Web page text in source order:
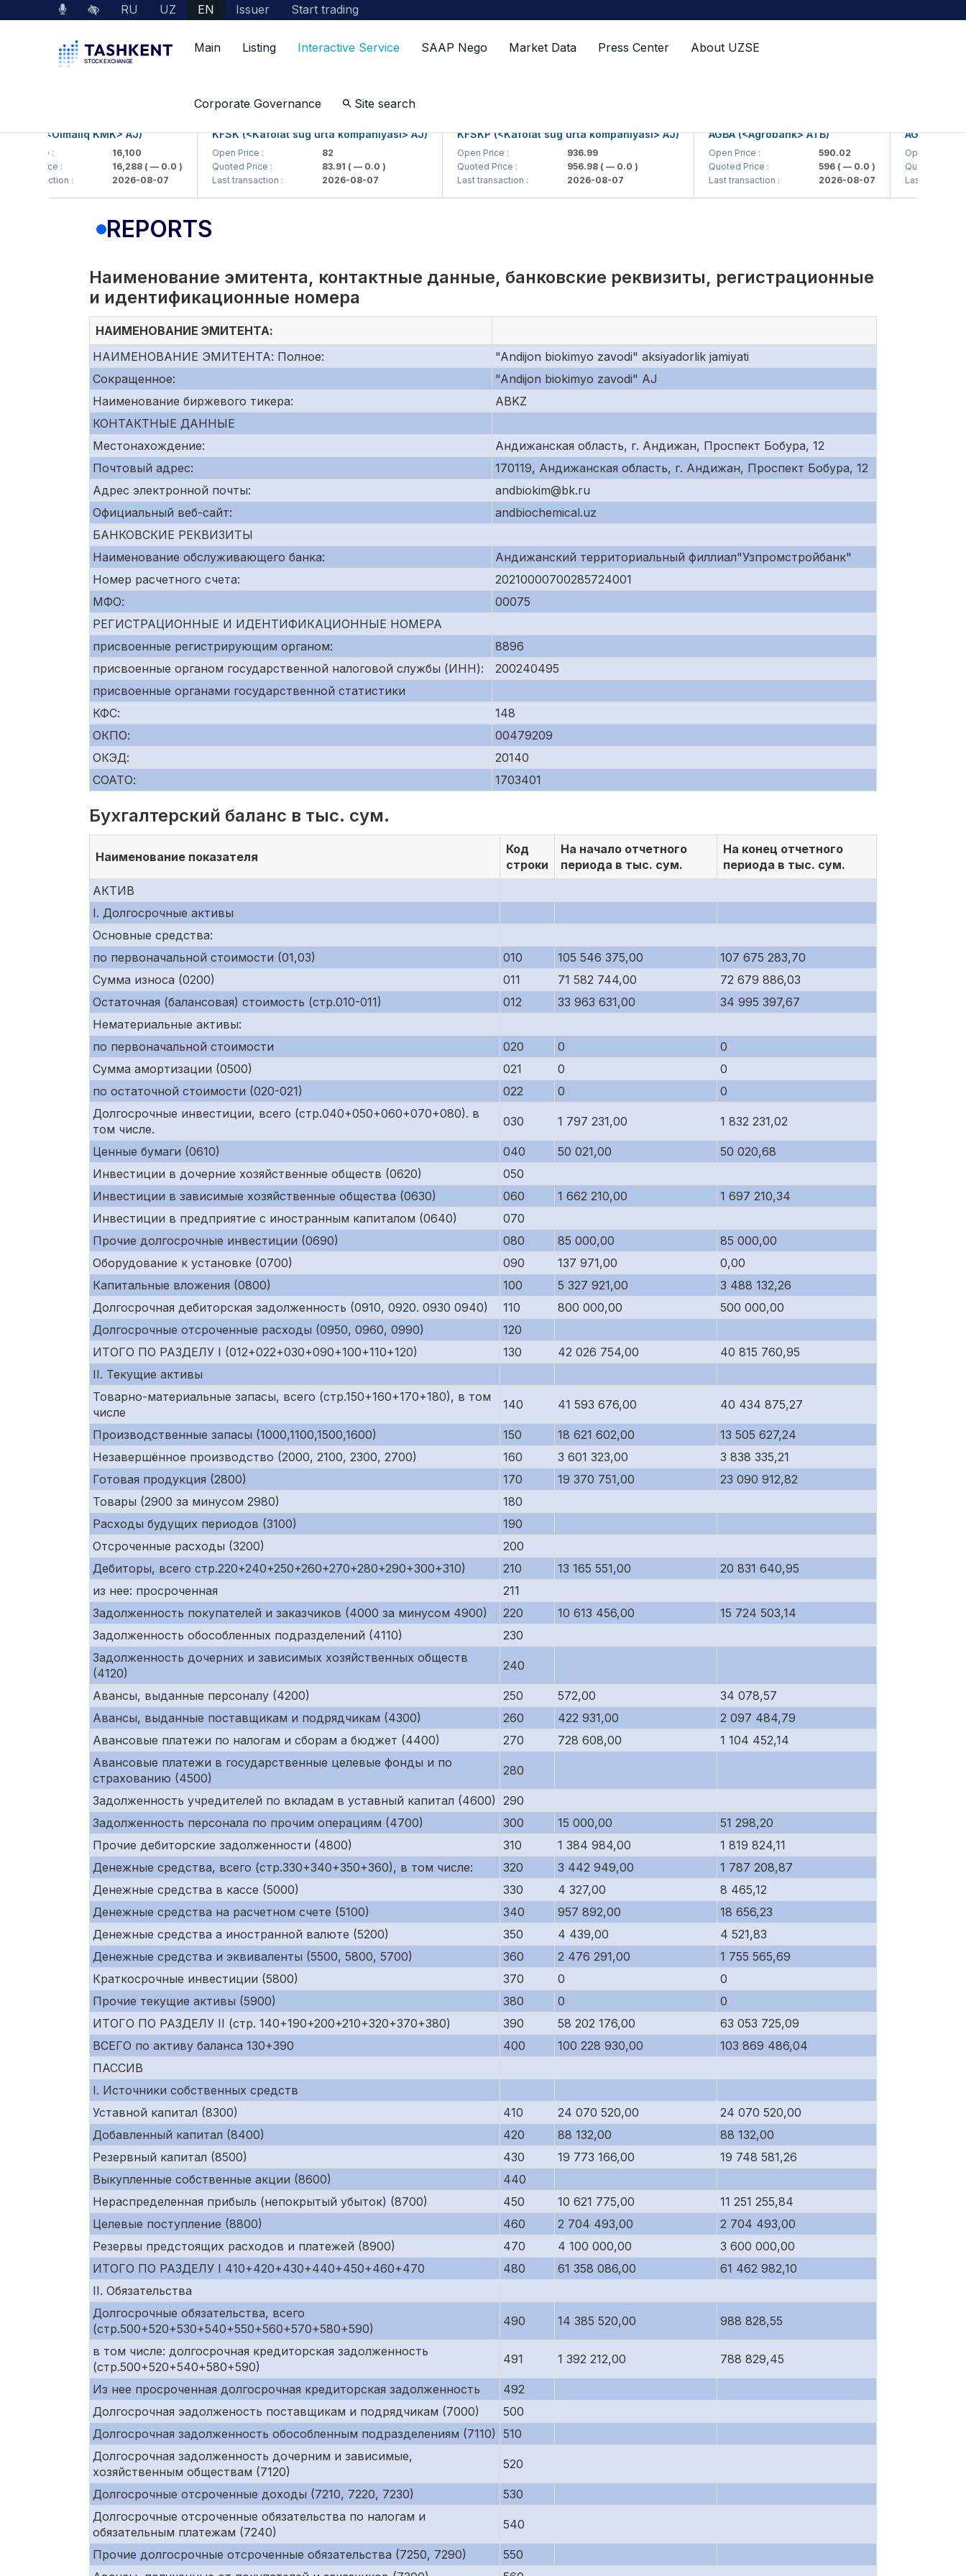
RU UZ EN Issuer Start trading
Main Listing Interactive Service SAAP Nego Market Data Press Center About UZSE
Corporate Governance Site search
Information disclose by listing companies
(<Olmaliq KMK> AJ)
16,100
16,288( — 0.0 )
:
2026-08-07
KFSK (<Kafolat sug'urta kompaniyasi> AJ)
Open Price :
Quoted Price :
83.91( — 0.0 )
Last transaction :
2026-08-07
KFSKP (<Kafolat sug'urta kompaniyasi> AJ)
Open Price :
936.99
Quoted Price :
956.98( — 0.0 )
Last transaction :
2026-08-07
AGBA (<Agrobank> ATB)
Open Price :
590.02
Quoted Price :
( — 0.0 )
Last transaction :
2026-08-07
AGBAP
Open Price :
Quoted Price :
Last transaction :
REPORTS
Наименование эмитента, контактные данные, банковские реквизиты, регистрационные
и идентификационные номера
НАИМЕНОВАНИЕ ЭМИТЕНТА:
НАИМЕНОВАНИЕ ЭМИТЕНТА: Полное:
"Andijon biokimyo zavodi" aksiyadorlik jamiyati
Сокращенное:
"Andijon biokimyo zavodi" AJ
Наименование биржевого тикера:
ABKZ
КОНТАКТНЫЕ ДАННЫЕ
Местонахождение:
Андижанская область, г. Андижан, Проспект Бобура, 12
Почтовый адрес:
170119, Андижанская область, г. Андижан, Проспект Бобура, 12
Адрес электронной почты:
andbiokim@bk.ru
Официальный веб-сайт:
andbiochemical.uz
БАНКОВСКИЕ РЕКВИЗИТЫ
Наименование обслуживающего банка:
Андижанский территориальный филлиал"Узпромстройбанк"
Номер расчетного счета:
20210000700285724001
МФО:
00075
РЕГИСТРАЦИОННЫЕ И ИДЕНТИФИКАЦИОННЫЕ НОМЕРА
присвоенные регистрирующим органом:
8896
присвоенные органом государственной налоговой службы (ИНН):
200240495
присвоенные органами государственной статистики
КФС:
148
ОКПО:
00479209
ОКЭД:
20140
СОАТО:
1703401
Бухгалтерский баланс в тыс. сум.
Наименование показателя
Код
строки
На начало отчетного
периода в тыс. сум.
На конец отчетного
периода в тыс. сум.
АКТИВ
I. Долгосрочные активы
Основные средства:
по первоначальной стоимости (01,03)
010 105 546 375,00
107 675 283,70
Сумма износа (0200)
011 71 582 744,00
72 679 886,03
Остаточная (балансовая) стоимость (стр.010-011)
012 33 963 631,00
34 995 397,67
Нематериальные активы:
по первоначальной стоимости
020 0
0
Сумма амортизации (0500)
021 0
0
по остаточной стоимости (020-021)
022 0
0
Долгосрочные инвестиции, всего (стр.040+050+060+070+080). в
том числе.
030 1 797 231,00 1 832 231,02
Ценные бумаги (0610) 040 50 021,00
50 020,68
Инвестиции в дочерние хозяйственные обществ (0620)
050
Инвестиции в зависимые хозяйственные общества (0630)
060 1 662 210,00
1 697 210,34
Инвестиции в предприятие с иностранным капиталом (0640)
070
Прочие долгосрочные инвестиции (0690)
080 85 000,00
85 000,00
Оборудование к установке (0700)
090 137 971,00
0,00
Капитальные вложения (0800)
100 5 327 921,00
3 488 132,26
Долгосрочная дебиторская задолженность (0910, 0920. 0930 0940)
110 800 000,00
500 000,00
Долгосрочные отсроченные расходы (0950, 0960, 0990)
120
ИТОГО ПО РАЗДЕЛУ I (012+022+030+090+100+110+120)
130 42 026 754,00
40 815 760,95
II. Текущие активы
Товарно-материальные запасы, всего (стр.150+160+170+180), в том
числе
140 41 593 676,00 40 434 875,27
Производственные запасы (1000,1100,1500,1600) 150 18 621 602,00
13 505 627,24
Незавершённое производство (2000, 2100, 2300, 2700)
160 3 601 323,00
3 838 335,21
Готовая продукция (2800)
170 19 370 751,00
23 090 912,82
Товары (2900 за минусом 2980)
180
Расходы будущих периодов (3100)
190
Отсроченные расходы (3200)
200
Дебиторы, всего стр.220+240+250+260+270+280+290+300+310)
210 13 165 551,00
20 831 640,95
из нее: просроченная
211
Задолженность покупателей и заказчиков (4000 за минусом 4900)
220 10 613 456,00
15 724 503,14
Задолженность обособленных подразделений (4110)
230
Задолженность дочерних и зависимых хозяйственных обществ
(4120)
240
Авансы, выданные персоналу (4200) 250 572,00
34 078,57
Авансы, выданные поставщикам и подрядчикам (4300)
260 422 931,00
2 097 484,79
Авансовые платежи по налогам и сборам а бюджет (4400)
270 728 608,00
1 104 452,14
Авансовые платежи в государственные целевые фонды и по
страхованию (4500)
280
Задолженность учредителей по вкладам в уставный капитал (4600) 290
Задолженность персонала по прочим операциям (4700)
300 15 000,00
51 298,20
Прочие дебиторские задолженности (4800)
310 1 384 984,00
1 819 824,11
Денежные средства, всего (стр.330+340+350+360), в том числе:
320 3 442 949,00
1 787 208,87
Денежные средства в кассе (5000)
330 4 327,00
8 465,12
Денежные средства на расчетном счете (5100)
340 957 892,00
18 656,23
Денежные средства а иностранной валюте (5200)
350 4 439,00
4 521,83
Денежные средства и эквиваленты (5500, 5800, 5700)
360 2 476 291,00
1 755 565,69
Краткосрочные инвестиции (5800)
370 0
0
Прочие текущие активы (5900)
380 0
0
ИТОГО ПО РАЗДЕЛУ II (стр. 140+190+200+210+320+370+380)
390 58 202 176,00
63 053 725,09
ВСЕГО по активу баланса 130+390
400 100 228 930,00
103 869 486,04
ПАССИВ
I. Источники собственных средств
Уставной капитал (8300)
410 24 070 520,00
24 070 520,00
Добавленный капитал (8400)
420 88 132,00
88 132,00
Резервный капитал (8500)
430 19 773 166,00
19 748 581,26
Выкупленные собственные акции (8600)
440
Нераспределенная прибыль (непокрытый убыток) (8700)
450 10 621 775,00
11 251 255,84
Целевые поступление (8800)
460 2 704 493,00
2 704 493,00
Резервы предстоящих расходов и платежей (8900)
470 4 100 000,00
3 600 000,00
ИТОГО ПО РАЗДЕЛУ I 410+420+430+440+450+460+470
480 61 358 086,00
61 462 982,10
II. Обязательства
Долгосрочные обязательства, всего
(стр.500+520+530+540+550+560+570+580+590)
490 14 385 520,00 988 828,55
в том числе: долгосрочная кредиторская задолженность
(стр.500+520+540+580+590)
491 1 392 212,00 788 829,45
Из нее просроченная долгосрочная кредиторская задолженность
492
Долгосрочная эадолженость поставщикам и подрядчикам (7000)
500
Долгосрочная задолженность обособленным подразделениям (7110) 510
Долгосрочная задолженность дочерним и зависимые,
хозяйственным обществам (7120)
520
Долгосрочные отсроченные доходы (7210, 7220, 7230)
530
Долгосрочные отсроченные обязательства по налогам и
обязательным платежам (7240)
540
Прочие долгосрочные отсроченные обязательства (7250, 7290)
550